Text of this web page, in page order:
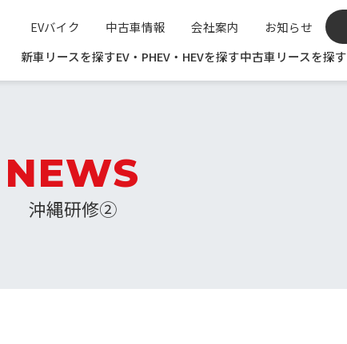
EVバイク 中古車情報 会社案内
お知らせ
新車リースを探すEV・PHEV・HEVを探す中古車リースを探す
NEWS
沖縄研修②